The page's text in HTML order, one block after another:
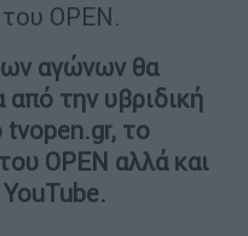
OPEN.
αγώνων θα
την υβριδική
tvopen.gr, το
OPEN αλλά και